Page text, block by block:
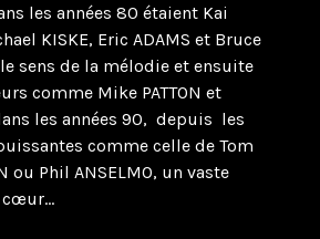
les années 80 étaient Kai
KISKE, Eric ADAMS et Bruce
sens de la mélodie et ensuite
comme Mike PATTON et
les années 90, depuis les
comme celle de Tom
ou Phil ANSELMO, un vaste
cœur…